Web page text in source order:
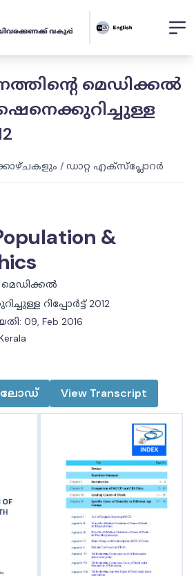
മെഡിക്കൽ
/ ഡാറ്റ എക്സ്പ്ലോറർ
&
റിപ്പോർട്ട് 2012
: 09, Feb 2016
View Transcript